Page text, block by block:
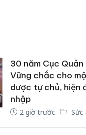
30 năm Cục Quản
Vững chắc cho
dược tự chủ, hiện
nhập
2 giờ trước Sức